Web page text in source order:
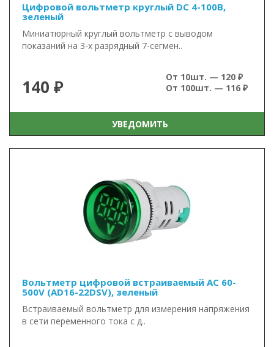
Цифровой вольтметр круглый DC 4-100В,
зеленый
Миниатюрный круглый вольтметр с выводом
показаний на 3-х разрядный 7-сегмен..
140 ₽
От 10шт. — 120 ₽
От 100шт. — 116 ₽
УВЕДОМИТЬ
Вольтметр цифровой встраиваемый AC 60-
500V (AD16-22DSV), зеленый
Встраиваемый вольтметр для измерения напряжения
в сети переменного тока с д..